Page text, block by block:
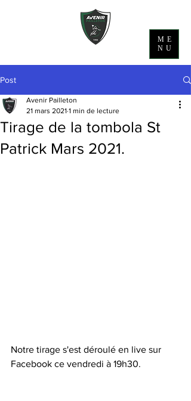
ME
NU
Post
Tirage de la tombola St
Patrick Mars 2021.
Avenir Pailleton
21 mars 2021 1 min de lecture
Notre tirage s'est déroulé en live sur
Facebook ce vendredi à 19h30.